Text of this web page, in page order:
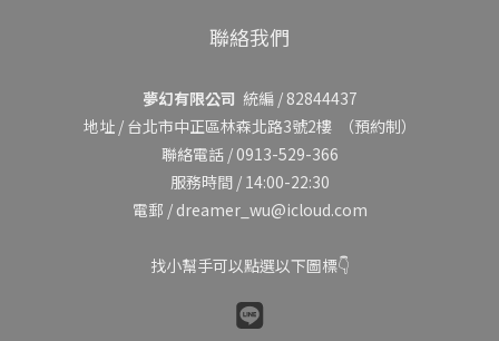
聯絡我們
夢幻有限公司 統編 / 82844437
地址 / 台北市中正區林森北路3號2樓（預約制）
聯絡電話 / 0913-529-366
服務時間 / 14:00-22:30
電郵 / dreamer_wu@icloud.com
找小幫手可以點選以下圖標👇